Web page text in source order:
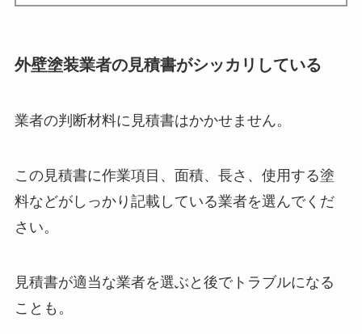
外壁塗装業者の見積書がシッカリしている
業者の判断材料に見積書はかかせません。
この見積書に作業項目、面積、長さ、使用する塗
料などがしっかり記載している業者を選んでくだ
さい。
見積書が適当な業者を選ぶと後でトラブルになる
ことも。